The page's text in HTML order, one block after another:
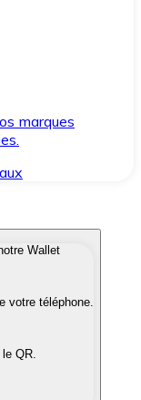
marques
intéressent
en monnaie
Wallet
votre téléphone.
QR.